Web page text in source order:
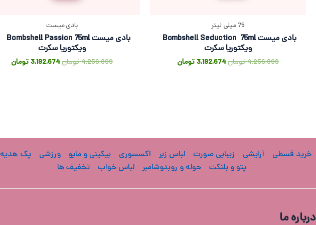
75 میلی لیتر
بادی میست Bombshell Seduction 75ml
ویکتوریا سکرت
4,256,899تومان3,192,674 تومان
بادی میست
بادی میست Bombshell Passion 75ml
ویکتوریا سکرت
4,256,899تومان3,192,674 تومان
خرید قسطی آرایشی زیبایی صورت لباس زیر اکسسوری بیکینی و مایو ورزشی
پک هدیه
پتو و بلنکت
حوله و روبدوشامبر لباس خواب تخفیف ها
درباره ما